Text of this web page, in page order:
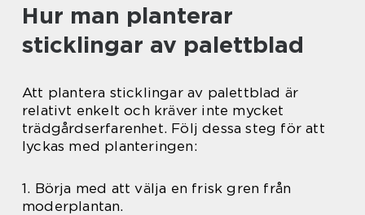
Hur man planterar
sticklingar av palettblad
Att plantera sticklingar av palettblad är
relativt enkelt och kräver inte mycket
trädgårdserfarenhet. Följ dessa steg för att
lyckas med planteringen:
1. Börja med att välja en frisk gren från
moderplantan.